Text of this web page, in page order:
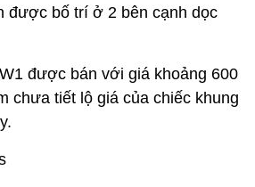
được bố trí ở 2 bên cạnh dọc
được bán với giá khoảng 600
chưa tiết lộ giá của chiếc khung